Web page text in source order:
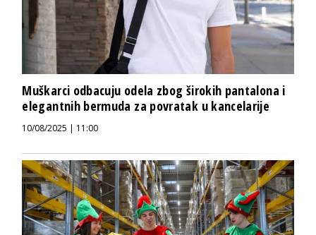
Muškarci odbacuju odela zbog širokih pantalona i
elegantnih bermuda za povratak u kancelarije
10/08/2025 | 11:00